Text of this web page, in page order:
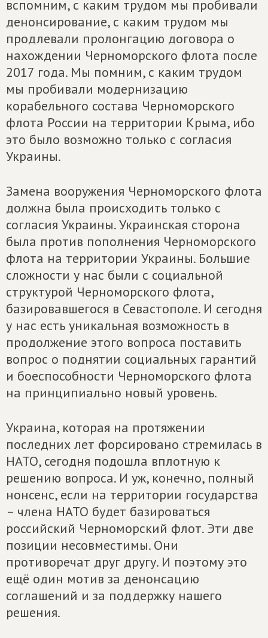
вспомним, с каким трудом мы пробивали
денонсирование, с каким трудом мы
продлевали пролонгацию договора о
нахождении Черноморского флота после
2017 года. Мы помним, с каким трудом
мы пробивали модернизацию
корабельного состава Черноморского
флота России на территории Крыма, ибо
это было возможно только с согласия
Украины.
Замена вооружения Черноморского флота
должна была происходить только с
согласия Украины. Украинская сторона
была против пополнения Черноморского
флота на территории Украины. Большие
сложности у нас были с социальной
структурой Черноморского флота,
базировавшегося в Севастополе. И сегодня
у нас есть уникальная возможность в
продолжение этого вопроса поставить
вопрос о поднятии социальных гарантий
и боеспособности Черноморского флота
на принципиально новый уровень.
Украина, которая на протяжении
последних лет форсировано стремилась в
НАТО, сегодня подошла вплотную к
решению вопроса. И уж, конечно, полный
нонсенс, если на территории государства
– члена НАТО будет базироваться
российский Черноморский флот. Эти две
позиции несовместимы. Они
противоречат друг другу. И поэтому это
ещё один мотив за денонсацию
соглашений и за поддержку нашего
решения.